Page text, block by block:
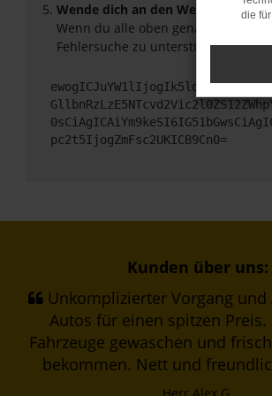
Wende dich an den
Wenn du alle oben genannten
Fehlersuche zu unterstützen:
pc2t5IjogZmFsc2UKICB9Cn0=
Kunden über uns:
Unkomplizierter Vorgang und
Autos für einen spitzen Preis.
Fahrzeuge gewaschen und
bekommen. Nett und
die